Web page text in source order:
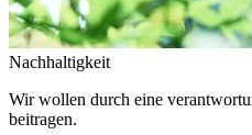
Nachhaltigkeit
Wir wollen durch eine
beitragen.